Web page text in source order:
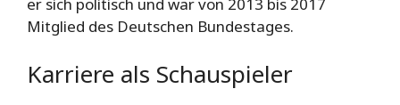
er sich politisch und war von 2013 bis 2017
Mitglied des Deutschen Bundestages.
Karriere als Schauspieler